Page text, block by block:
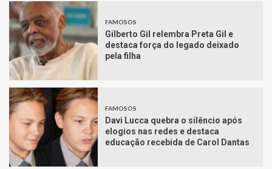
FAMOSOS
Gilberto Gil relembra Preta Gil e
destaca força do legado deixado
pela filha
FAMOSOS
Davi Lucca quebra o silêncio após
elogios nas redes e destaca
educação recebida de Carol Dantas